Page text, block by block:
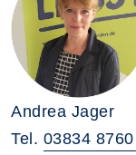
Andrea Jager
Tel. 03834